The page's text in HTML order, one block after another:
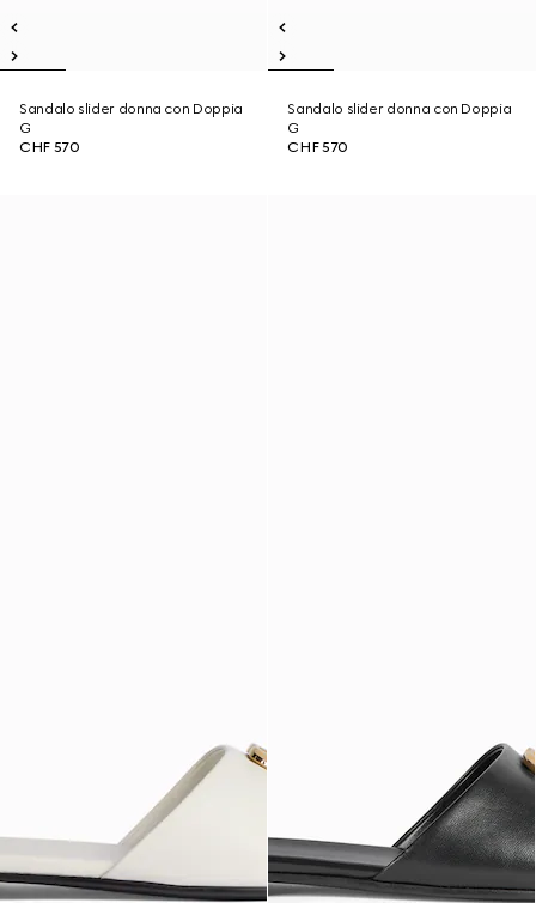
Sandalo slider donna con Doppia
G
CHF 570
Sandalo slider donna con Doppia
G
CHF 570